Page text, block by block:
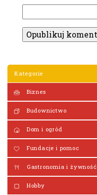
Kategorie
Biznes
Budownictwo
Dom i ogród
Fundacje i pomoc
Gastronomia i żywność
Hobby